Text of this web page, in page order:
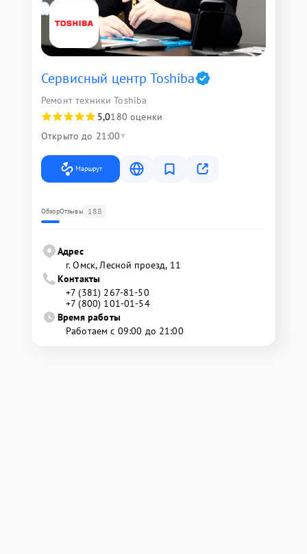
Сервисный центр Toshiba
Ремонт техники Toshiba
5,0180 оценки
Открыто до 21:00
Маршрут
ОбзорОтзывы 188
Адрес
г. Омск, ​Лесной проезд, 11
Контакты
+7 (381) 267-81-50
+7 (800) 101-01-54
Время работы
Работаем с 09:00 до 21:00